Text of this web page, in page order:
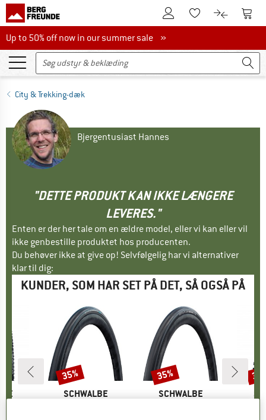
Til kundekontoenTil huskesedlen.
Til Til
Up to 50% off now in our summer sale
Up to 50% off now in our summer sale »
City & Trekking-dæk
Bjergentusiast Hannes
"DETTE PRODUKT KAN IKKE LÆNGERE
LEVERES."
Enten er der her tale om en ældre model, eller vi kan eller vil
ikke genbestille produktet hos producenten.
Du behøver ikke at give op! Selvfølgelig har vi alternativer
klar til dig:
KUNDER, SOM HAR SET PÅ DET, SÅ OGSÅ PÅ
MÆRKE
SCHWALBE
Rabat
35%
MÆRKE
SCHWALBE
Rabat
35%